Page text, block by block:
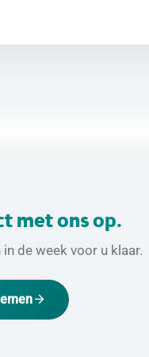
met ons op.
de week voor u klaar.